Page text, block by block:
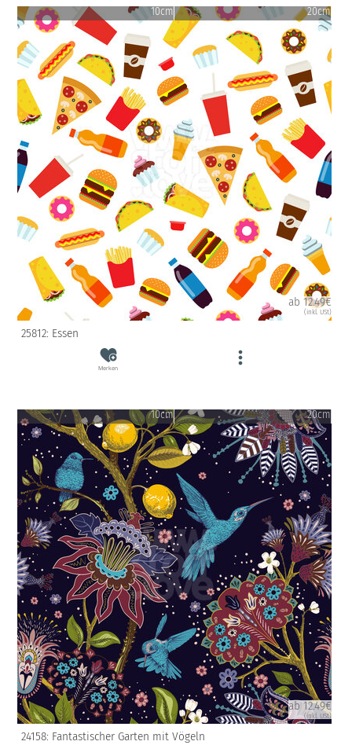
10cm 20cm
ab 12.49€
(inkl. USt)
25812: Essen
Merken
10cm 20cm
ab 12.49€
(inkl. USt)
24158: Fantastischer Garten mit Vögeln